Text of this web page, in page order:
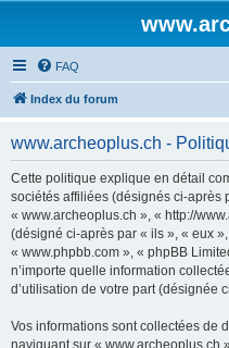
FAQ
Index du forum
www.archeoplus.ch -
Cette politique explique en détail
sociétés affiliées (désignés ci-après
« www.archeoplus.ch », « http://
(désigné ci-après par « ils », « eux
« www.phpbb.com », « phpBB
n’importe quelle information
d’utilisation de votre part (désignée
Vos informations sont collectées de
naviguant sur « www.archeoplus.ch